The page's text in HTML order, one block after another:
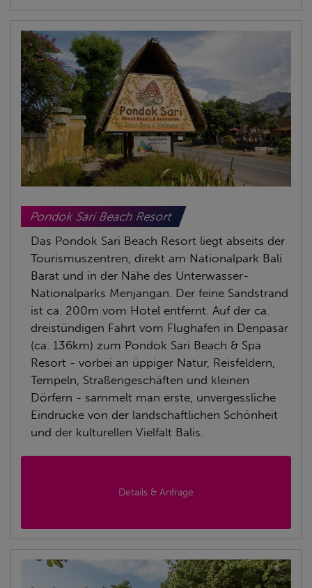
Pondok Sari Beach Resort
Das Pondok Sari Beach Resort liegt abseits der
Tourismuszentren, direkt am Nationalpark Bali
Barat und in der Nähe des Unterwasser-
Nationalparks Menjangan. Der feine Sandstrand
ist ca. 200m vom Hotel entfernt. Auf der ca.
dreistündigen Fahrt vom Flughafen in Denpasar
(ca. 136km) zum Pondok Sari Beach & Spa
Resort - vorbei an üppiger Natur, Reisfeldern,
Tempeln, Straßengeschäften und kleinen
Dörfern - sammelt man erste, unvergessliche
Eindrücke von der landschaftlichen Schönheit
und der kulturellen Vielfalt Balis.
Details & Anfrage